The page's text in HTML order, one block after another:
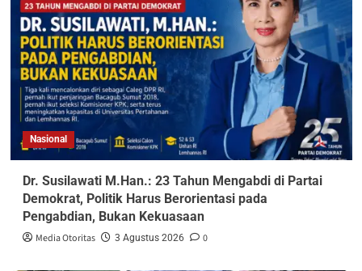
Nasional
Dr. Susilawati M.Han.: 23 Tahun Mengabdi di Partai
Demokrat, Politik Harus Berorientasi pada
Pengabdian, Bukan Kekuasaan
Media Otoritas 3 Agustus 2026 0